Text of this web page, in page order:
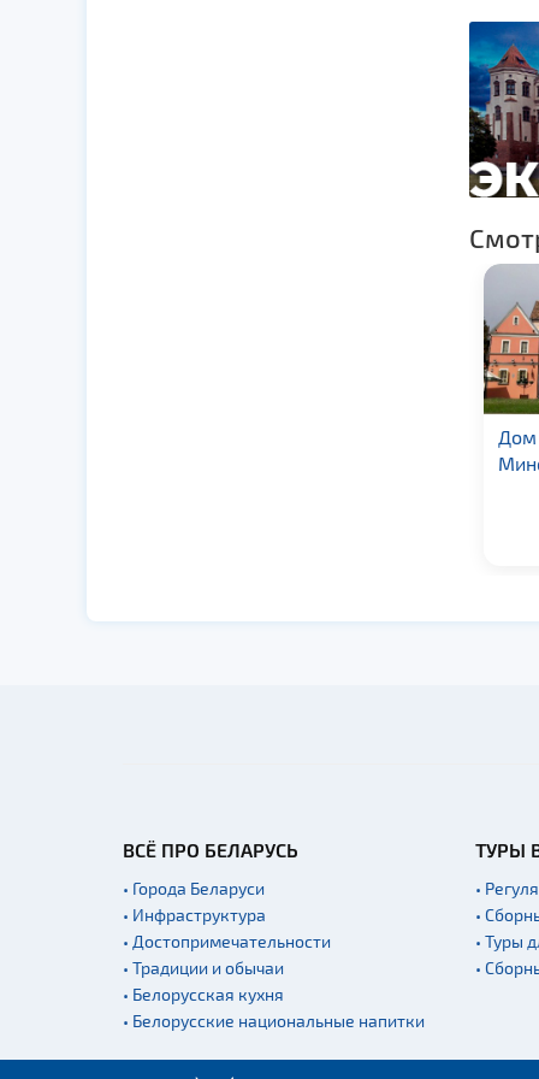
Дом
ВСЁ ПРО БЕЛАРУСЬ
• Города Беларуси
• Инфраструктура
• Достопримечательности
• Традиции и обычаи
• Белорусская кухня
• Белорусские национальные напитки
ТУРЫ
•
•
• Туры
•